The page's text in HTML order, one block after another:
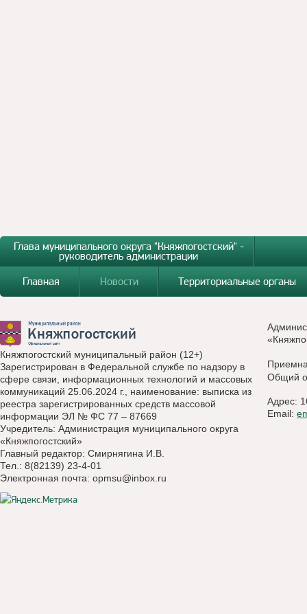
Глава муниципального округа "Княжпогостский" -
руководитель администрации
Главная
Новости Территориальные органы
Княжпогостский муниципальный район (12+)
Зарегистрирован в Федеральной службе по надзору в
сфере связи, информационных технологий и массовых
коммуникаций 25.06.2024 г., наименование: выписка из
реестра зарегистрированных средств массовой
информации ЭЛ № ФС 77 – 87669
Учредитель: Администрация муниципального округа
«Княжпогостский»
Главный редактор: Смирнягина И.В.
Тел.: 8(82139) 23-4-01
Электронная почта: opmsu@inbox.ru
Общий
Адрес:
Email: